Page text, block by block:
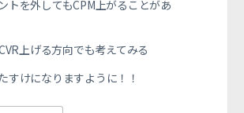
トを外してもCPM上がることがあ
上げる方向でも考えてみる
すけになりますように！！